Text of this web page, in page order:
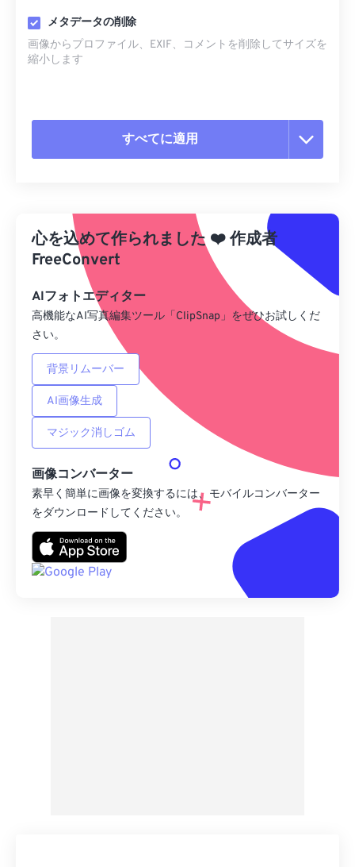
メタデータの削除
画像からプロファイル、EXIF、コメントを削除してサイズを
縮小します
すべてに適用
プリセットから適用
プリセットとして保存
心を込めて作られました ❤️作成者
FreeConvert
AIフォトエディター
高機能なAI写真編集ツール「ClipSnap」をぜひお試しくだ
さい。
背景リムーバー
AI画像生成
マジック消しゴム
画像コンバーター
素早く簡単に画像を変換するには、モバイルコンバーター
をダウンロードしてください。